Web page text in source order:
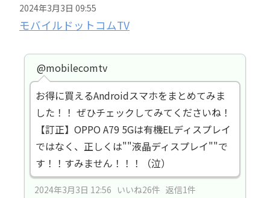
2024年3月3日 09:55
モバイルドットコムTV
@mobilecomtv
お得に買えるAndroidスマホをまとめてみま
した！！ ぜひチェックしてみてくださいね！
【訂正】OPPO A79 5Gは有機ELディスプレイ
ではなく、正しくは""液晶ディスプレイ""で
す！！すみません！！！（泣）
2024年3月3日 12:56 いいね26件 返信1件